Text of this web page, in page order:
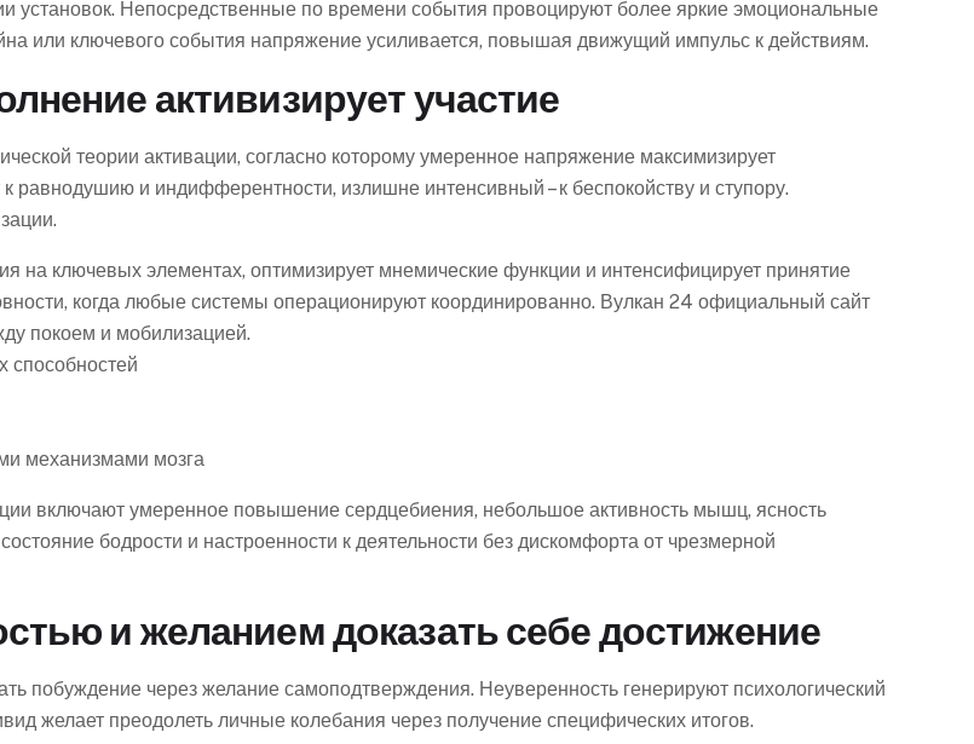
установок. Непосредственные по времени события провоцируют более яркие эмоциональные
или ключевого события напряжение усиливается, повышая движущий импульс к действиям.
активизирует участие
теории активации, согласно которому умеренное напряжение максимизирует
к равнодушию и индифферентности, излишне интенсивный – к беспокойству и ступору.
на ключевых элементах, оптимизирует мнемические функции и интенсифицирует принятие
когда любые системы операционируют координированно. Вулкан 24 официальный сайт
покоем и мобилизацией.
способностей
механизмами мозга
включают умеренное повышение сердцебиения, небольшое активность мышц, ясность
бодрости и настроенности к деятельности без дискомфорта от чрезмерной
и желанием доказать себе достижение
побуждение через желание самоподтверждения. Неуверенность генерируют психологический
желает преодолеть личные колебания через получение специфических итогов.